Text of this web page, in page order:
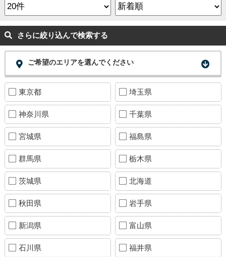
さらに絞り込んで検索する
ご希望のエリアを選んでください
東京都 埼玉県
神奈川県 千葉県
宮城県 福島県
群馬県 栃木県
茨城県 北海道
秋田県 岩手県
新潟県 富山県
石川県 福井県